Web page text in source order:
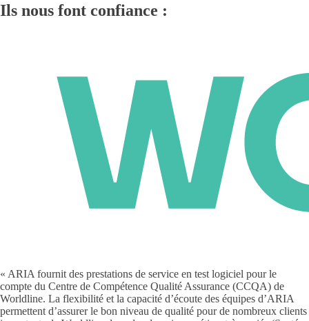
Ils nous font confiance :
« ARIA fournit des prestations de service en test logiciel pour le
compte du Centre de Compétence Qualité Assurance (CCQA) de
Worldline. La flexibilité et la capacité d’écoute des équipes d’ARIA
permettent d’assurer le bon niveau de qualité pour de nombreux clients